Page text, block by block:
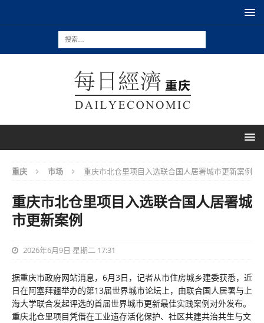
重庆 市场 重庆市北仓里项目入选联合国人居署城市更新案例
重庆市北仓里项目入选联合国人居署城
市更新案例
2026年6月9日 星期二 17:31
据重庆市政府网站消息，6月3日，记者从市住房城乡建委获悉，近
日在阿塞拜疆举办的第13届世界城市论坛上，由联合国人居署与上
海大学联合发起评选的首届世界城市更新最佳实践案例对外发布。
重庆北仓里项目凭借在工业遗存活化保护、社区共建共治共生与文